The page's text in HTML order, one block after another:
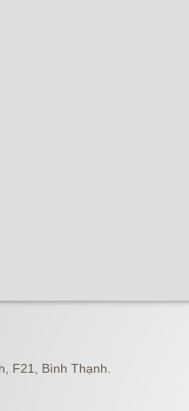
F21, Bình Thạnh.